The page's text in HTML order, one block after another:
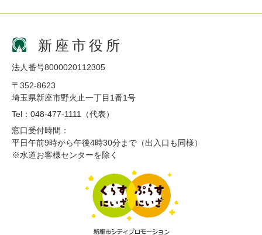
新座市役所
法人番号8000020112305
〒352-8623
埼玉県新座市野火止一丁目1番1号
Tel：048-477-1111（代表）
窓口受付時間：
平日午前9時から午後4時30分まで（出入口も同様）
※水道お客様センターを除く